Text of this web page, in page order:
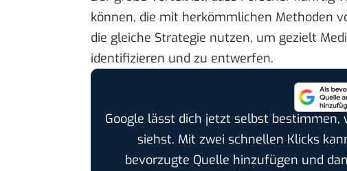
können, die mit herkömmlichen Methoden
die gleiche Strategie nutzen, um gezielt
identifizieren und zu entwerfen.
Google lässt dich jetzt selbst
siehst. Mit zwei schnellen Klicks
bevorzugte Quelle hinzufügen und